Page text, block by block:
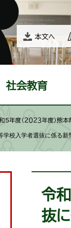
本文へ
社会教育
５年度（２０２３年度）
校入学者選抜に係る
令
抜